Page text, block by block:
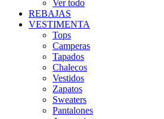
Ver todo
REBAJAS
VESTIMENTA
Tops
Camperas
Tapados
Chalecos
Vestidos
Zapatos
Sweaters
Pantalones